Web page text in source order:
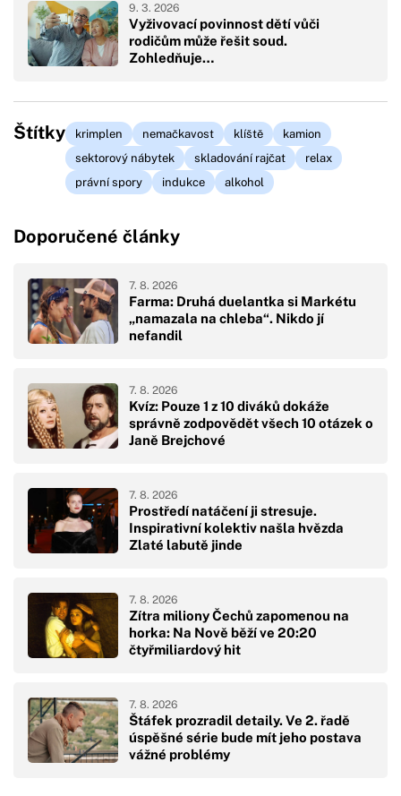
Vyživovací povinnost dětí vůči
rodičům může řešit soud.
Zohledňuje…
9. 3. 2026
Štítky krimplen nemačkavost klíště
kamion
sektorový nábytek
skladování rajčat
relax
právní spory
indukce alkohol
Doporučené články
Farma: Druhá duelantka si Markétu
„namazala na chleba“. Nikdo jí
nefandil
7. 8. 2026
Kvíz: Pouze 1 z 10 diváků dokáže
správně zodpovědět všech 10 otázek o
Janě Brejchové
7. 8. 2026
Prostředí natáčení ji stresuje.
Inspirativní kolektiv našla hvězda
Zlaté labutě jinde
7. 8. 2026
Zítra miliony Čechů zapomenou na
horka: Na Nově běží ve 20:20
čtyřmiliardový hit
7. 8. 2026
Štáfek prozradil detaily. Ve 2. řadě
úspěšné série bude mít jeho postava
vážné problémy
7. 8. 2026